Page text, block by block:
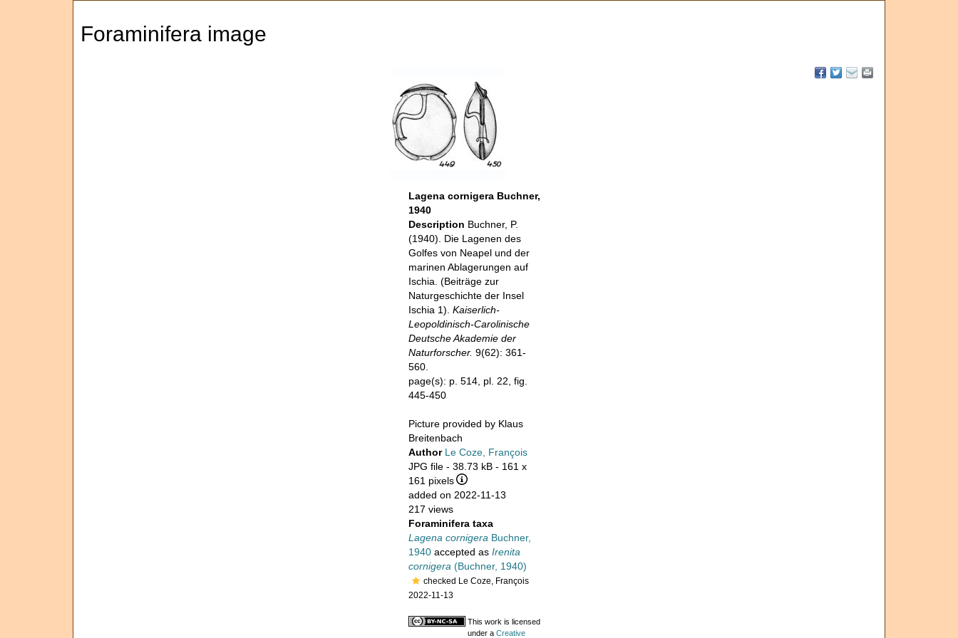
Foraminifera image
Lagena cornigera Buchner,
1940
Description Buchner, P.
(1940). Die Lagenen des
Golfes von Neapel und der
marinen Ablagerungen auf
Ischia. (Beiträge zur
Naturgeschichte der Insel
Ischia 1). Kaiserlich-
Leopoldinisch-Carolinische
Deutsche Akademie der
Naturforscher. 9(62): 361-
560.
page(s): p. 514, pl. 22, fig.
445-450
Picture provided by Klaus
Breitenbach
Author Le Coze, François
JPG file- 38.73 kB - 161 x
161 pixels
added on 2022-11-13
217 views
Foraminifera taxa
Lagena cornigera Buchner,
1940accepted as Irenita
cornigera (Buchner, 1940)
checked Le Coze, François
2022-11-13
This work is licensed
under a Creative